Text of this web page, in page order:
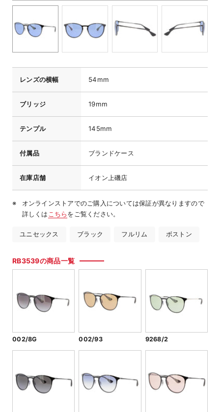
レンズの横幅 54mm
ブリッジ 19mm
テンプル 145mm
付属品 ブランドケース
在庫店舗 イオン上磯店
オンラインストアでのご購入については保証が異なりますので
詳しくは こちらをご覧ください。
ユニセックス ブラック フルリム ボストン
RB3539の商品一覧
002/8G 002/93 9268/2